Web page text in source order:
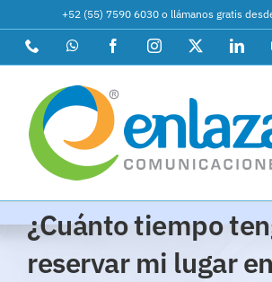
al
contenido
+52 (55) 7590 6030o llámanos gratis
Phone WhatsAppFacebookInstagram
¿Cuánto tiempo
reservar mi lugar